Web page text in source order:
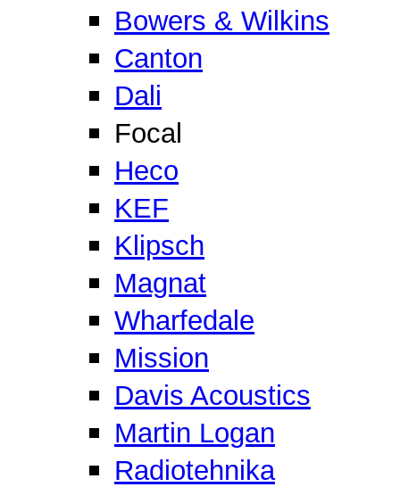
Bowers & Wilkins
Canton
Dali
Focal
Heco
KEF
Klipsch
Magnat
Wharfedale
Mission
Davis Acoustics
Martin Logan
Radiotehnika